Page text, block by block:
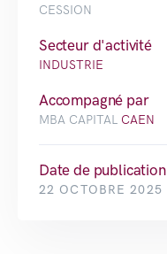
CESSION
Secteur d'activité
INDUSTRIE
Accompagné par
MBA CAPITAL CAEN
Date de publication
22 OCTOBRE 2025